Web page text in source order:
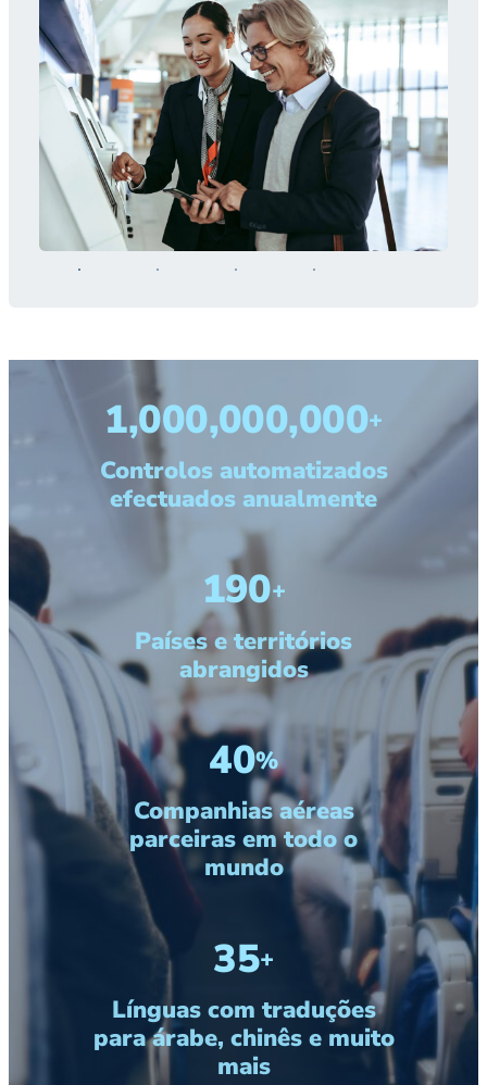
1,000,000,000+
Controlos automatizados
efectuados anualmente
190+
Países e territórios
abrangidos
40%
Companhias aéreas
parceiras em todo o
mundo
35+
Línguas com traduções
para árabe, chinês e muito
mais